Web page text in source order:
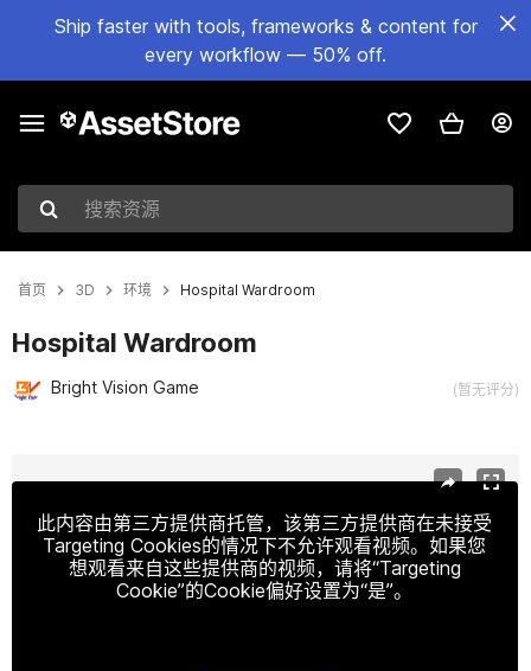
Ship faster with tools, frameworks & content for
every workflow — 50% off.
搜索资源
首页 3D 环境 Hospital Wardroom
Hospital Wardroom
Bright Vision Game (暂无评分)
此内容由第三方提供商托管，该第三方提供商在未接受
Targeting Cookies的情况下不允许观看视频。如果您
想观看来自这些提供商的视频，请将“Targeting
Cookie”的Cookie偏好设置为“是”。